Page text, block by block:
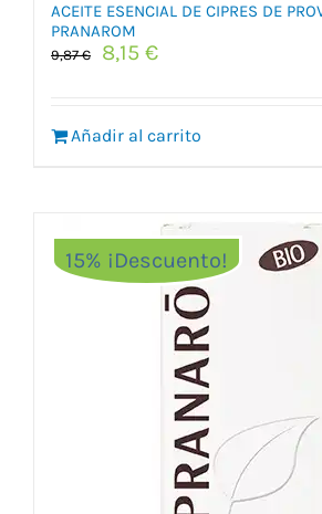
ACEITE ESENCIAL DE CIPRES DE
PRANAROM
9,87€
El
era:
9,87 €.
8,15 €El
es:
8,15 €.
Añadir al carrito
15% ¡Descuento!